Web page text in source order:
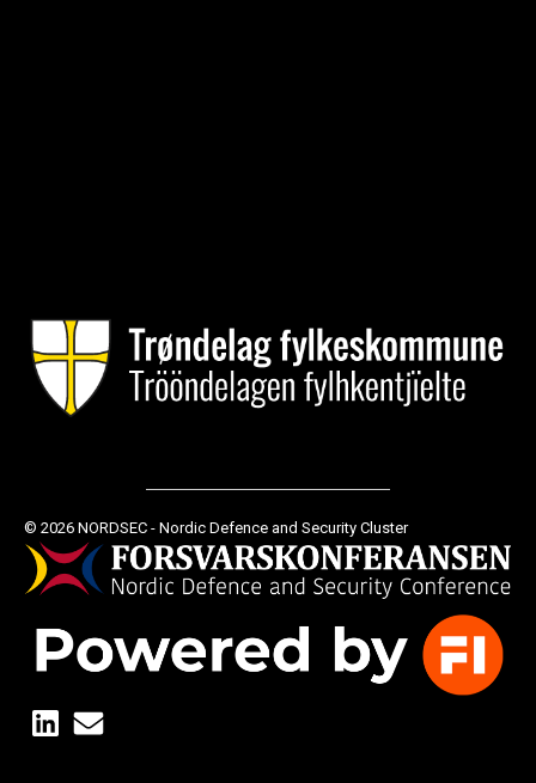
© 2026 NORDSEC - Nordic Defence and Security Cluster